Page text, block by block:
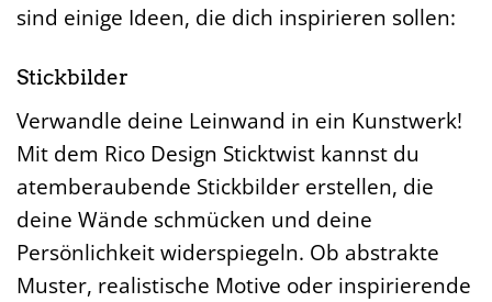
sind einige Ideen, die dich inspirieren sollen:
Stickbilder
Verwandle deine Leinwand in ein Kunstwerk!
Mit dem Rico Design Sticktwist kannst du
atemberaubende Stickbilder erstellen, die
deine Wände schmücken und deine
Persönlichkeit widerspiegeln. Ob abstrakte
Muster, realistische Motive oder inspirierende